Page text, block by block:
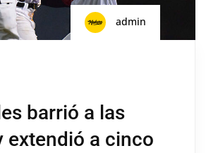
admin
barrió a las
extendió a cinco